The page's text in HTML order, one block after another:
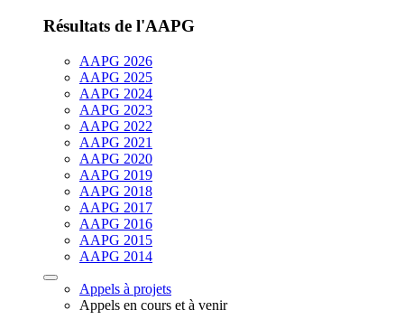
Résultats de l'AAPG
AAPG 2026
AAPG 2025
AAPG 2024
AAPG 2023
AAPG 2022
AAPG 2021
AAPG 2020
AAPG 2019
AAPG 2018
AAPG 2017
AAPG 2016
AAPG 2015
AAPG 2014
Appels à projets
Appels en cours et à venir